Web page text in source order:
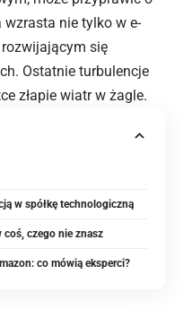
wzrasta nie tylko w e-
się
Ostatnie turbulencje
złapie wiatr w żagle.
w spółkę technologiczną
czego nie znasz
co mówią eksperci?